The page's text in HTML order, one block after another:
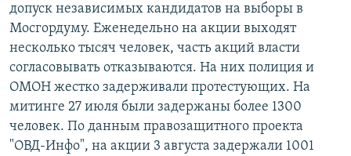
допуск независимых кандидатов на выборы в
Мосгордуму. Еженедельно на акции выходят
несколько тысяч человек, часть акций власти
согласовывать отказываются. На них полиция и
ОМОН жестко задерживали протестующих. На
митинге 27 июля были задержаны более 1300
человек. По данным правозащитного проекта
"ОВД-Инфо", на акции 3 августа задержали 1001